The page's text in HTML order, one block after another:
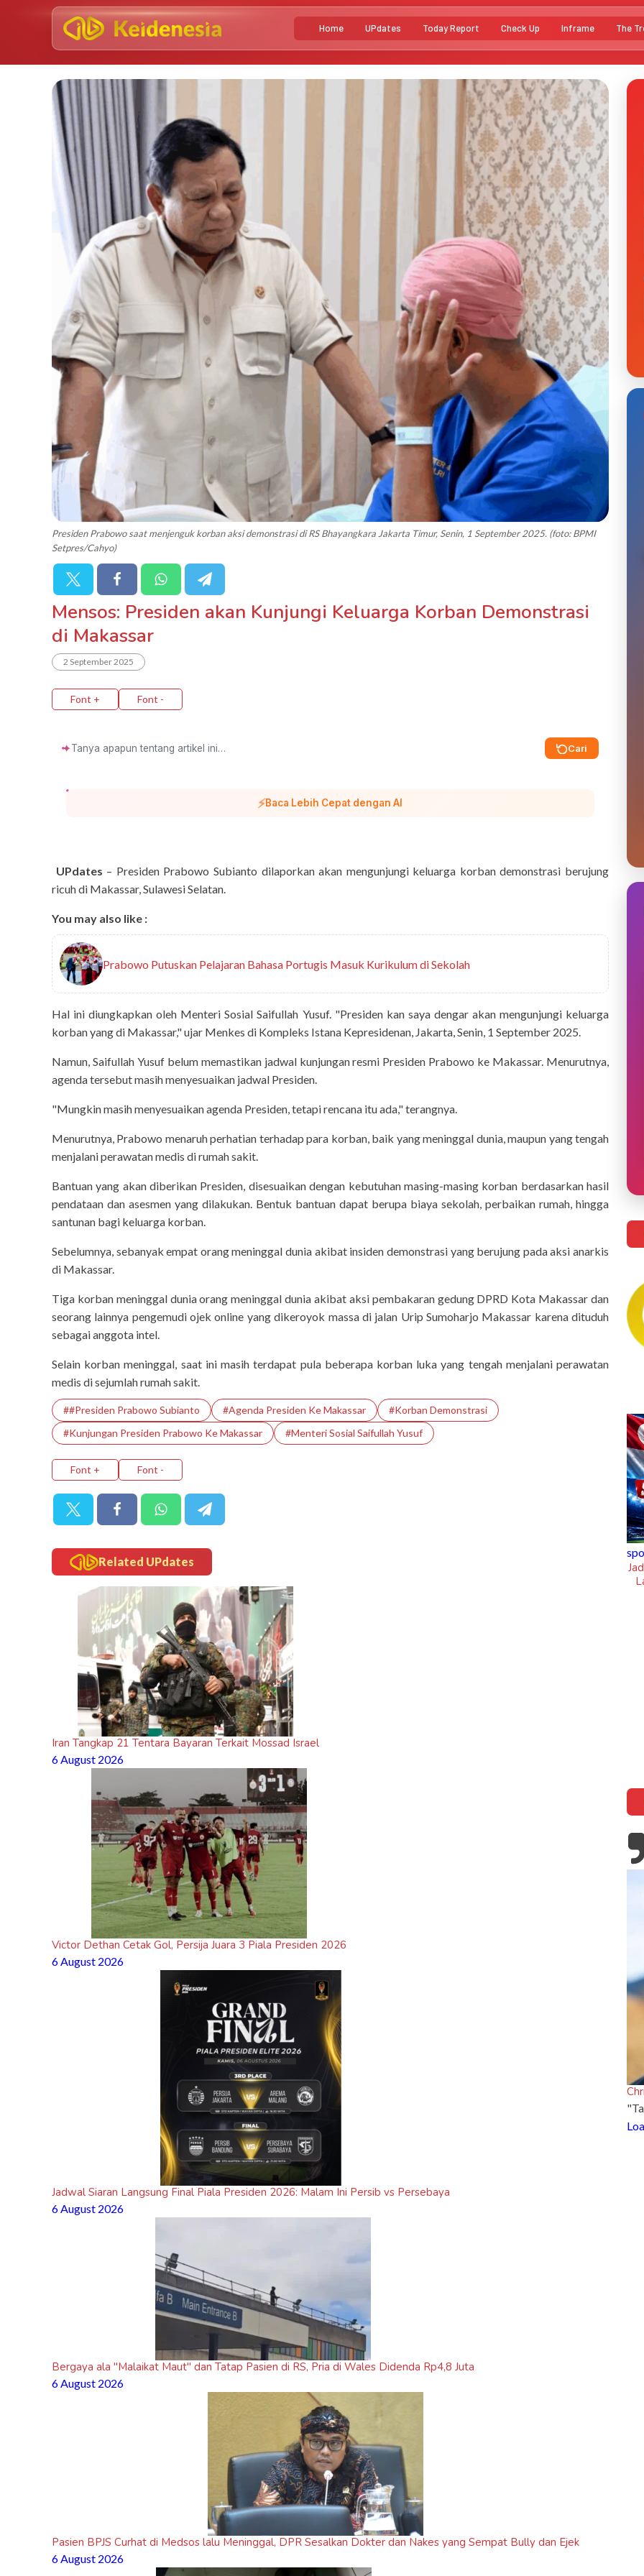
Home UPdates Today Report Check Up Inframe The
Presiden Prabowo saat menjenguk korban aksi demonstrasi di RS Bhayangkara Jakarta Timur, Senin, 1 September 2025. (foto: BPMI
Setpres/Cahyo)
Mensos: Presiden akan Kunjungi Keluarga Korban Demonstrasi
di Makassar
2 September 2025
Font + Font -
✦ Cari
⚡Baca Lebih Cepat dengan AI
UPdates – Presiden Prabowo Subianto dilaporkan akan mengunjungi keluarga korban demonstrasi berujung
ricuh di Makassar, Sulawesi Selatan.
You may also like :
Prabowo Putuskan Pelajaran Bahasa Portugis Masuk Kurikulum di Sekolah
Hal ini diungkapkan oleh Menteri Sosial Saifullah Yusuf. "Presiden kan saya dengar akan mengunjungi keluarga
korban yang di Makassar," ujar Menkes di Kompleks Istana Kepresidenan, Jakarta, Senin, 1 September 2025.
Namun, Saifullah Yusuf belum memastikan jadwal kunjungan resmi Presiden Prabowo ke Makassar. Menurutnya,
agenda tersebut masih menyesuaikan jadwal Presiden.
"Mungkin masih menyesuaikan agenda Presiden, tetapi rencana itu ada," terangnya.
Menurutnya, Prabowo menaruh perhatian terhadap para korban, baik yang meninggal dunia, maupun yang tengah
menjalani perawatan medis di rumah sakit.
Bantuan yang akan diberikan Presiden, disesuaikan dengan kebutuhan masing-masing korban berdasarkan hasil
pendataan dan asesmen yang dilakukan. Bentuk bantuan dapat berupa biaya sekolah, perbaikan rumah, hingga
santunan bagi keluarga korban.
Sebelumnya, sebanyak empat orang meninggal dunia akibat insiden demonstrasi yang berujung pada aksi anarkis
di Makassar.
Tiga korban meninggal dunia orang meninggal dunia akibat aksi pembakaran gedung DPRD Kota Makassar dan
seorang lainnya pengemudi ojek online yang dikeroyok massa di jalan Urip Sumoharjo Makassar karena dituduh
sebagai anggota intel.
Selain korban meninggal, saat ini masih terdapat pula beberapa korban luka yang tengah menjalani perawatan
medis di sejumlah rumah sakit.
##Presiden Prabowo Subianto #Agenda Presiden Ke Makassar
#Korban Demonstrasi
#Kunjungan Presiden Prabowo Ke Makassar
#Menteri Sosial Saifullah Yusuf
Font + Font -
Related UPdates
Iran Tangkap 21 Tentara Bayaran Terkait Mossad Israel
6 August 2026
Victor Dethan Cetak Gol, Persija Juara 3 Piala Presiden 2026
6 August 2026
Jadwal Siaran Langsung Final Piala Presiden 2026: Malam Ini Persib vs Persebaya
6 August 2026
Bergaya ala "Malaikat Maut" dan Tatap Pasien di RS, Pria di Wales Didenda Rp4,8 Juta
6 August 2026
Pasien BPJS Curhat di Medsos lalu Meninggal, DPR Sesalkan Dokter dan Nakes yang Sempat Bully dan Ejek
6 August 2026
Jadwal Siaran Langsung Piala AFF
Laga Hidup Mati Singapura Vs